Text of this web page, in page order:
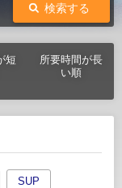
検索する
短
所要時間が長
い順
SUP